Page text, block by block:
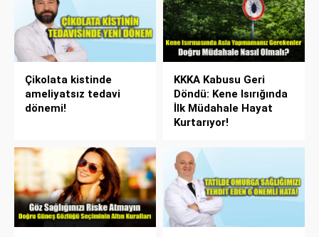
Çikolata kistinde
ameliyatsız tedavi
dönemi!
KKKA Kabusu Geri
Döndü: Kene Isırığında
İlk Müdahale Hayat
Kurtarıyor!